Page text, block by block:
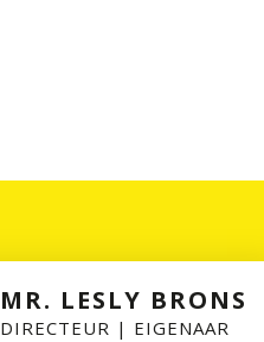
MR. LESLY BRONS
DIRECTEUR | EIGENAAR